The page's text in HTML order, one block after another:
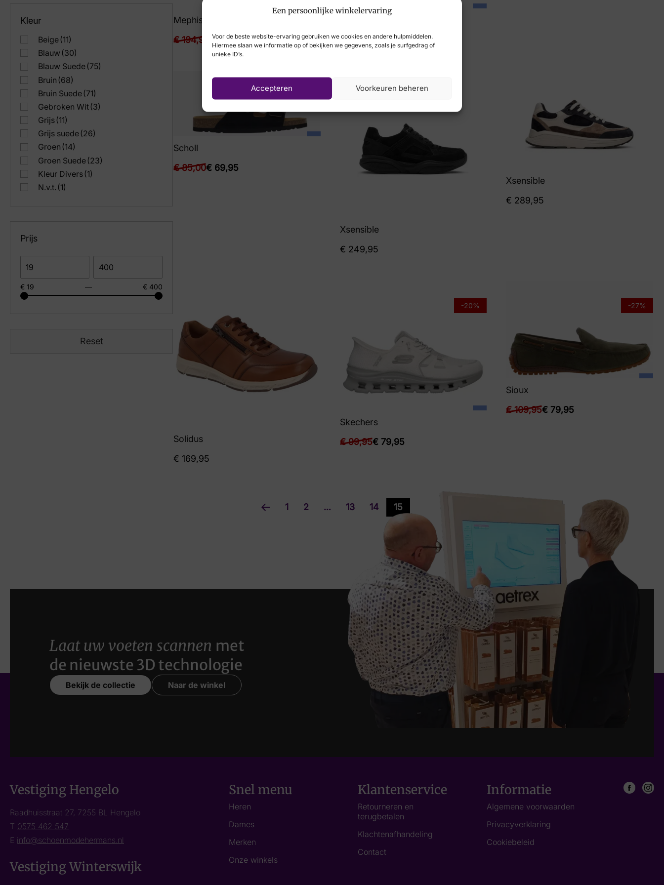
Een persoonlijke winkelervaring
Voor de beste website-ervaring gebruiken we cookies en andere hulpmiddelen.
Hiermee slaan we informatie op of bekijken we gegevens, zoals je surfgedrag of
unieke ID’s.
Accepteren Voorkeuren beheren
7½
7½ (17)
8 (81)
8½
(61)
8½
(43)
9
(91)
9½ (51)
9½
(39)
Kleur
Beige(11)
Blauw (30)
Blauw Suede(75)
Bruin (68)
Bruin Suede(71)
Gebroken Wit(3)
Grijs(11)
Grijs suede(26)
Groen (14)
Groen Suede(23)
Kleur Divers(1)
N.v.t. (1)
Prijs
€ 19 — € 400
Reset
Mephisto
€194,95 €149,95
€139,95€79,95
Scholl
€85,00€ 69,95
Xsensible
€ 249,95
Xsensible
€ 289,95
Solidus
€ 169,95
-20%
Skechers
€99,95€79,95
-27%
Sioux
€109,95€ 79,95
1 2 … 13 14 15
Laat uw voeten scannen met
de nieuwste 3D technologie
Bekijk de collectie Naar de winkel
Vestiging Hengelo
Raadhuisstraat 27, 7255 BL Hengelo
T 0575 462 547
E info@schoenmodehermans.nl
Vestiging Winterswijk
Snel menu
Heren
Dames
Merken
Onze winkels
Klantenservice
Retourneren en
terugbetalen
Klachtenafhandeling
Contact
Informatie
Algemene voorwaarden
Privacyverklaring
Cookiebeleid